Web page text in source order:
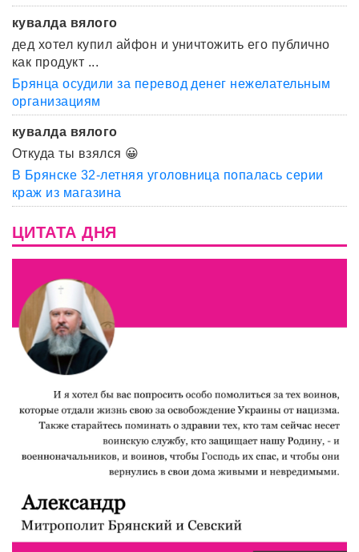
кувалда вялого
дед хотел купил айфон и уничтожить его публично
как продукт ...
Брянца осудили за перевод денег нежелательным
организациям
кувалда вялого
Откуда ты взялся 😀
В Брянске 32-летняя уголовница попалась серии
краж из магазина
ЦИТАТА ДНЯ